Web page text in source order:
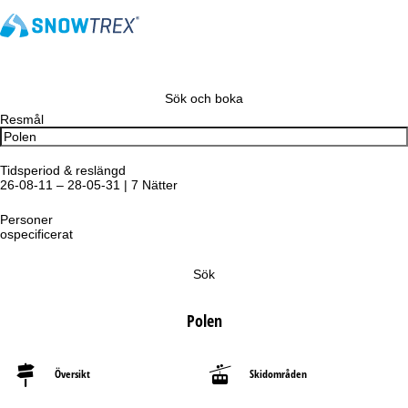
Sök och boka
Resmål
Tidsperiod & reslängd
26-08-11 – 28-05-31 | 7 Nätter
Personer
ospecificerat
Sök
Polen
Översikt Skidområden